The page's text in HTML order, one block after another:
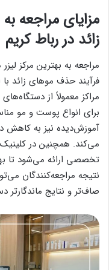
مزایای مراجعه
زائد در رباط کریم
مراجعه به بهترین مرکز
فرآیند حذف موهای زائد
مراکز معمولاً از
برای انواع پوست و مو
آموزش‌دیده نیز به کاهش
می‌کند. همچنین در
تخصصی ارائه می‌شود تا
نتیجه مراجعه‌کنندگان
صاف‌تر و نتایج ماندگارتر